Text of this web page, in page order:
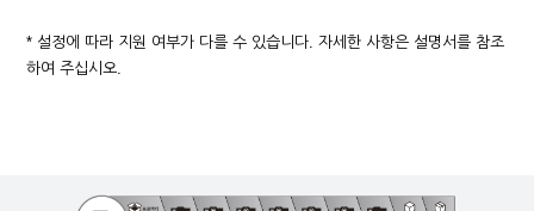
* 설정에 따라 지원 여부가 다를 수 있습니다. 자세한 사항은 설명서를 참조
하여 주십시오.